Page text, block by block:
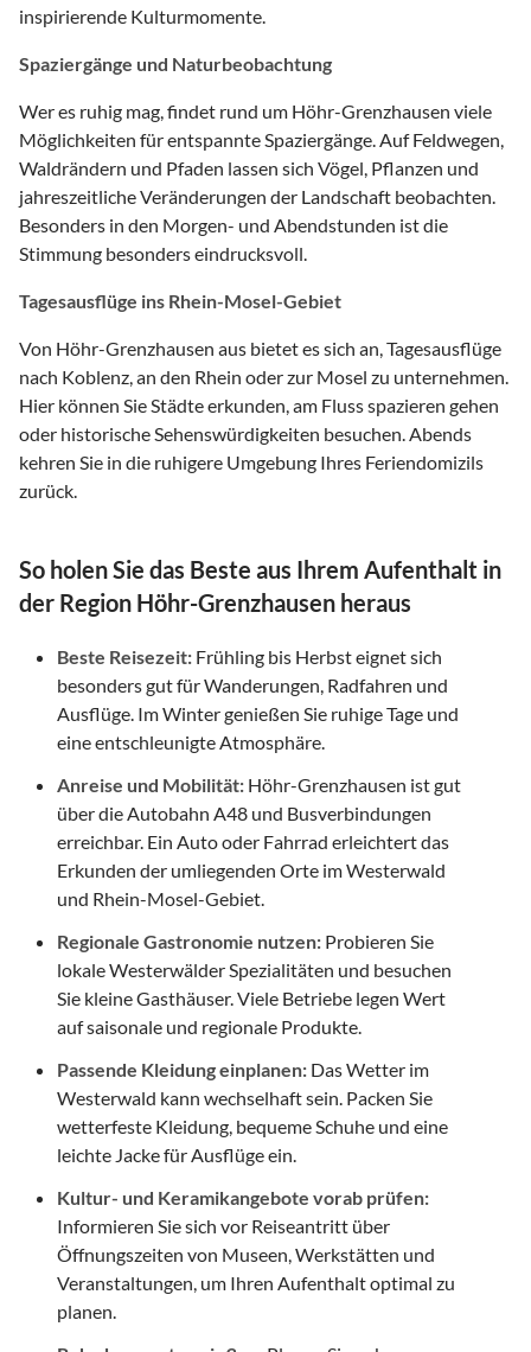
inspirierende Kulturmomente.
Spaziergänge und Naturbeobachtung
Wer es ruhig mag, findet rund um Höhr-Grenzhausen viele
Möglichkeiten für entspannte Spaziergänge. Auf Feldwegen,
Waldrändern und Pfaden lassen sich Vögel, Pflanzen und
jahreszeitliche Veränderungen der Landschaft beobachten.
Besonders in den Morgen- und Abendstunden ist die
Stimmung besonders eindrucksvoll.
Tagesausflüge ins Rhein-Mosel-Gebiet
Von Höhr-Grenzhausen aus bietet es sich an, Tagesausflüge
nach Koblenz, an den Rhein oder zur Mosel zu unternehmen.
Hier können Sie Städte erkunden, am Fluss spazieren gehen
oder historische Sehenswürdigkeiten besuchen. Abends
kehren Sie in die ruhigere Umgebung Ihres Feriendomizils
zurück.
So holen Sie das Beste aus Ihrem Aufenthalt in
der Region Höhr-Grenzhausen heraus
Beste Reisezeit: Frühling bis Herbst eignet sich
besonders gut für Wanderungen, Radfahren und
Ausflüge. Im Winter genießen Sie ruhige Tage und
eine entschleunigte Atmosphäre.
Anreise und Mobilität: Höhr-Grenzhausen ist gut
über die Autobahn A48 und Busverbindungen
erreichbar. Ein Auto oder Fahrrad erleichtert das
Erkunden der umliegenden Orte im Westerwald
und Rhein-Mosel-Gebiet.
Regionale Gastronomie nutzen: Probieren Sie
lokale Westerwälder Spezialitäten und besuchen
Sie kleine Gasthäuser. Viele Betriebe legen Wert
auf saisonale und regionale Produkte.
Passende Kleidung einplanen: Das Wetter im
Westerwald kann wechselhaft sein. Packen Sie
wetterfeste Kleidung, bequeme Schuhe und eine
leichte Jacke für Ausflüge ein.
Kultur- und Keramikangebote vorab prüfen:
Informieren Sie sich vor Reiseantritt über
Öffnungszeiten von Museen, Werkstätten und
Veranstaltungen, um Ihren Aufenthalt optimal zu
planen.